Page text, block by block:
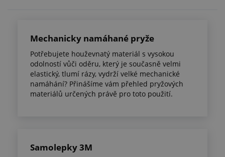
Mechanicky namáhané pryže
Potřebujete houževnatý materiál s vysokou
odolností vůči oděru, který je současně velmi
elastický, tlumí rázy, vydrží velké mechanické
namáhání? Přinášíme vám přehled pryžových
materiálů určených právě pro toto použití.
Samolepky 3M